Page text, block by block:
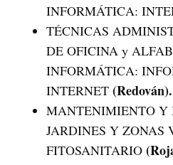
INFORMÁTICA:
TÉCNICAS
DE OFICINA y
INFORMÁTICA:
INTERNET (Redován).
MANTENIMIENTO Y
JARDINES Y ZONAS
FITOSANITARIO